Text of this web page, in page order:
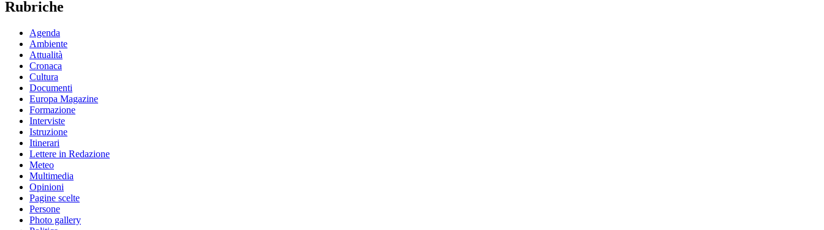
Rubriche
Agenda
Ambiente
Attualità
Cronaca
Cultura
Documenti
Europa Magazine
Formazione
Interviste
Istruzione
Itinerari
Lettere in Redazione
Meteo
Multimedia
Opinioni
Pagine scelte
Persone
Photo gallery